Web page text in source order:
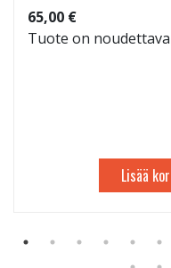
65,00 €
Tuote on
Lisää